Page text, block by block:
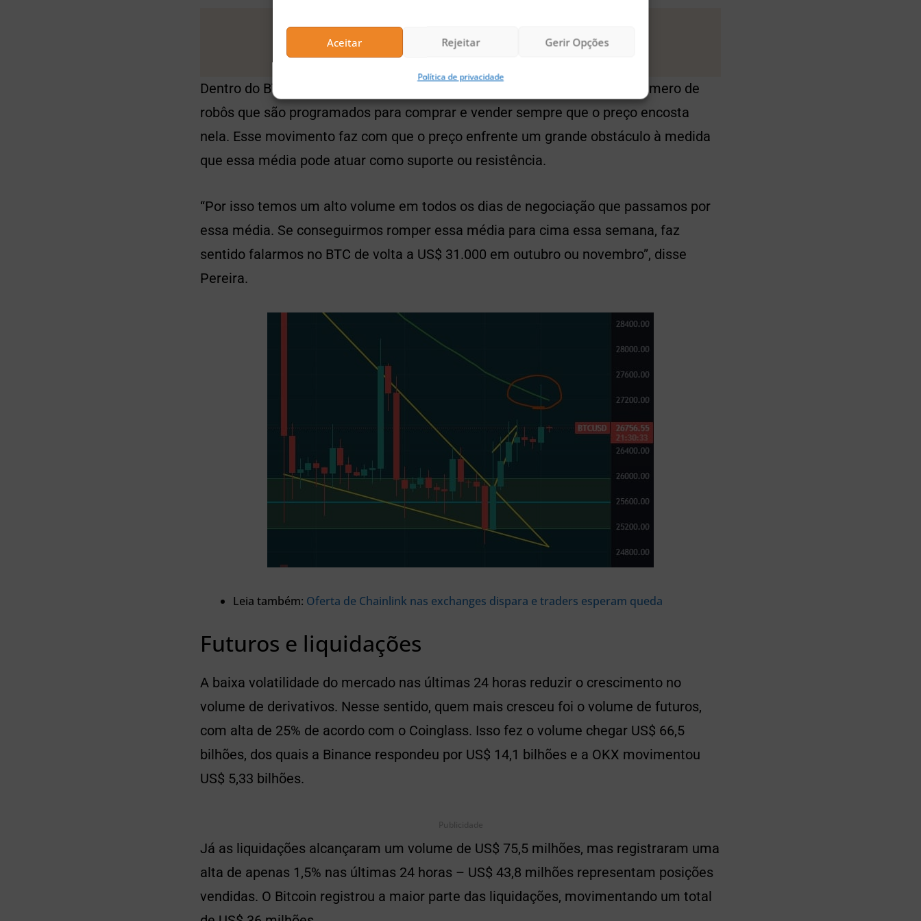
Aceitar Rejeitar Gerir Opções
Política de privacidade
🚀 Buscando a próxima moeda 100x?
Confira nossas sugestões de Pre-Sales para investir agora
Dentro do BTC essa média tem extrema importância devido ao grande número de
robôs que são programados para comprar e vender sempre que o preço encosta
nela. Esse movimento faz com que o preço enfrente um grande obstáculo à medida
que essa média pode atuar como suporte ou resistência.
“Por isso temos um alto volume em todos os dias de negociação que passamos por
essa média. Se conseguirmos romper essa média para cima essa semana, faz
sentido falarmos no BTC de volta a US$ 31.000 em outubro ou novembro”, disse
Pereira.
Leia também: Oferta de Chainlink nas exchanges dispara e traders esperam queda
Futuros e liquidações
A baixa volatilidade do mercado nas últimas 24 horas reduzir o crescimento no
volume de derivativos. Nesse sentido, quem mais cresceu foi o volume de futuros,
com alta de 25% de acordo com o Coinglass. Isso fez o volume chegar US$ 66,5
bilhões, dos quais a Binance respondeu por US$ 14,1 bilhões e a OKX movimentou
US$ 5,33 bilhões.
Publicidade
Já as liquidações alcançaram um volume de US$ 75,5 milhões, mas registraram uma
alta de apenas 1,5% nas últimas 24 horas – US$ 43,8 milhões representam posições
vendidas. O Bitcoin registrou a maior parte das liquidações, movimentando um total